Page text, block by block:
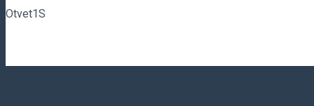
Otvet1S